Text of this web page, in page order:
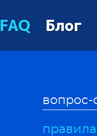
FAQ Блог
вопрос-